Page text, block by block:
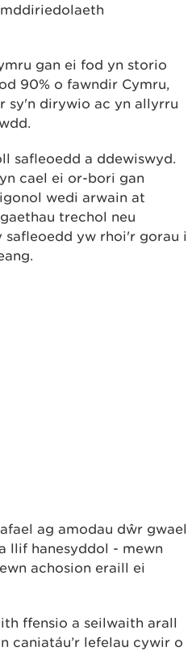
gan ei fod yn storio
90% o fawndir Cymru,
sy'n dirywio ac yn allyrru
safleoedd a ddewiswyd.
cael ei or-bori gan
wedi arwain at
trechol neu
yw rhoi'r gorau i
ag amodau dŵr gwael
llif hanesyddol - mewn
achosion eraill ei
ffensio a seilwaith arall
caniatáu’r lefelau cywir o